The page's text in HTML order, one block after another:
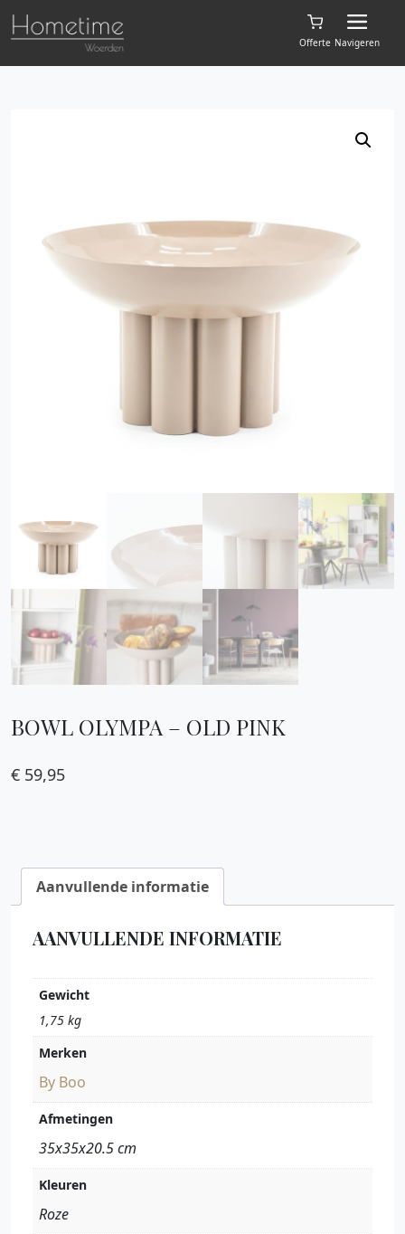
Offerte Navigeren
BOWL OLYMPA – OLD PINK
€ 59,95
Aanvullende informatie
AANVULLENDE INFORMATIE
Gewicht
1,75 kg
Merken
By Boo
Afmetingen
35x35x20.5 cm
Kleuren
Roze